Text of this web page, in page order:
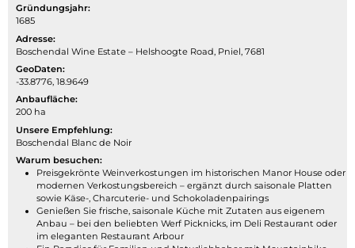
Gründungsjahr:
1685
Adresse:
Boschendal Wine Estate – Helshoogte Road, Pniel, 7681
GeoDaten:
-33.8776, 18.9649
Anbaufläche:
200 ha
Unsere Empfehlung:
Boschendal Blanc de Noir
Warum besuchen:
Preisgekrönte Weinverkostungen im historischen Manor House oder
modernen Verkostungsbereich – ergänzt durch saisonale Platten
sowie Käse-, Charcuterie- und Schokoladenpairings
Genießen Sie frische, saisonale Küche mit Zutaten aus eigenem
Anbau – bei den beliebten Werf Picknicks, im Deli Restaurant oder
im eleganten Restaurant Arbour